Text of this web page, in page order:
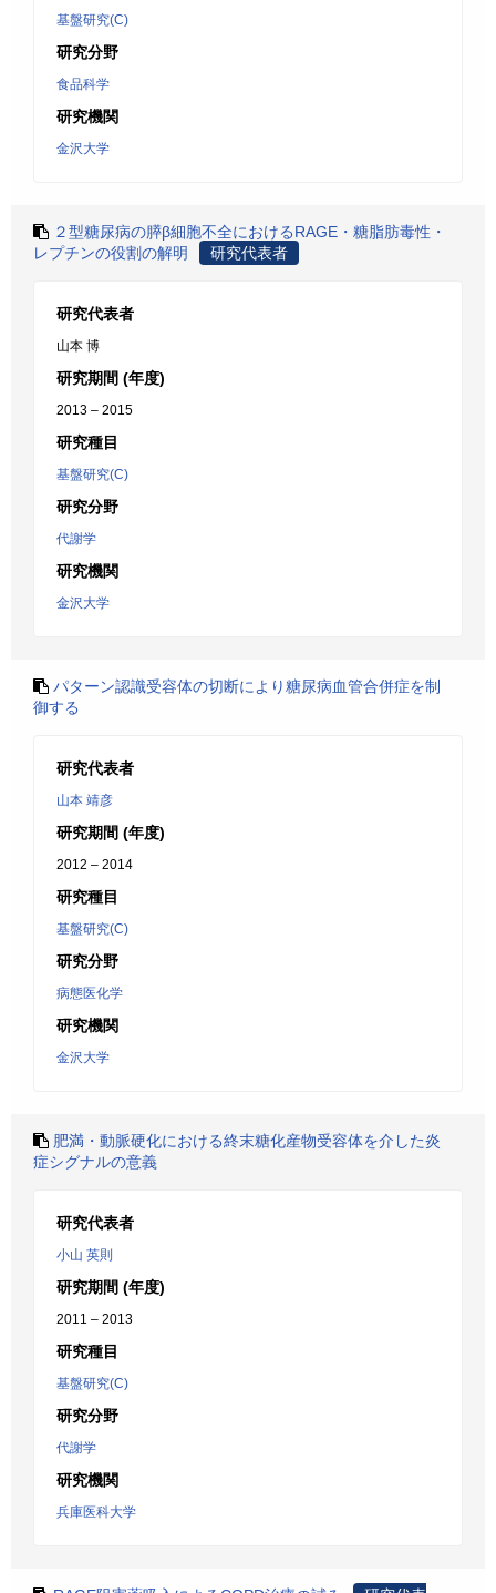
基盤研究(C)
研究分野
食品科学
研究機関
金沢大学
２型糖尿病の膵β細胞不全におけるRAGE・糖脂肪毒性・
レプチンの役割の解明
研究代表者
研究代表者
山本 博
研究期間 (年度)
2013 – 2015
研究種目
基盤研究(C)
研究分野
代謝学
研究機関
金沢大学
パターン認識受容体の切断により糖尿病血管合併症を制
御する
研究代表者
山本 靖彦
研究期間 (年度)
2012 – 2014
研究種目
基盤研究(C)
研究分野
病態医化学
研究機関
金沢大学
肥満・動脈硬化における終末糖化産物受容体を介した炎
症シグナルの意義
研究代表者
小山 英則
研究期間 (年度)
2011 – 2013
研究種目
基盤研究(C)
研究分野
代謝学
研究機関
兵庫医科大学